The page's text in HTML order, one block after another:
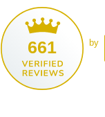
661 by